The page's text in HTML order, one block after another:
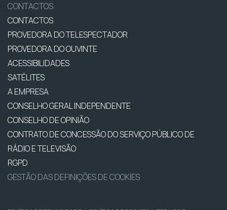
CONTACTOS
CONTACTOS
PROVEDORA DO TELESPECTADOR
PROVEDORA DO OUVINTE
ACESSIBILIDADES
SATÉLITES
A EMPRESA
CONSELHO GERAL INDEPENDENTE
CONSELHO DE OPINIÃO
CONTRATO DE CONCESSÃO DO SERVIÇO PÚBLICO DE
RÁDIO E TELEVISÃO
RGPD
GESTÃO DAS DEFINIÇÕES DE COOKIES